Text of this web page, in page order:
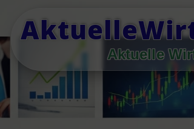
content
Aktuelle